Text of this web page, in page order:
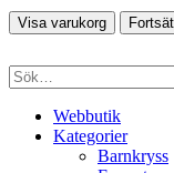
Visa varukorg
Webbutik
Kategorier
Barnkryss